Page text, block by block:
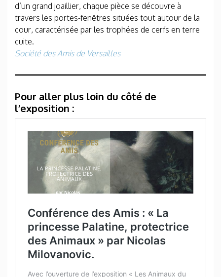
d’un grand joaillier, chaque pièce se découvre à
travers les portes-fenêtres situées tout autour de la
cour, caractérisée par les trophées de cerfs en terre
cuite.
Société des Amis de Versailles
Pour aller plus loin du côté de
l’exposition :